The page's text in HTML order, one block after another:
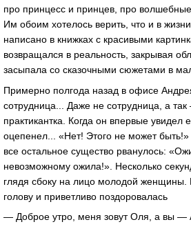
про принцесс и принцев, про волшебные
Им обоим хотелось верить, что и в
написано в книжках с красивыми
возвращался в реальность, закрывая
засыпала со сказочными сюжетами в
Примерно полгода назад в офисе
сотрудница... Даже не сотрудница, а
практикантка. Когда он впервые увидел
оцепенел... «Нет! Этого не может
все остальное существо рванулось:
невозможному ожила!». Несколько
глядя сбоку на лицо молодой женщины.
голову и приветливо поздоровалась
— Доброе утро, меня зовут Оля, а вы —